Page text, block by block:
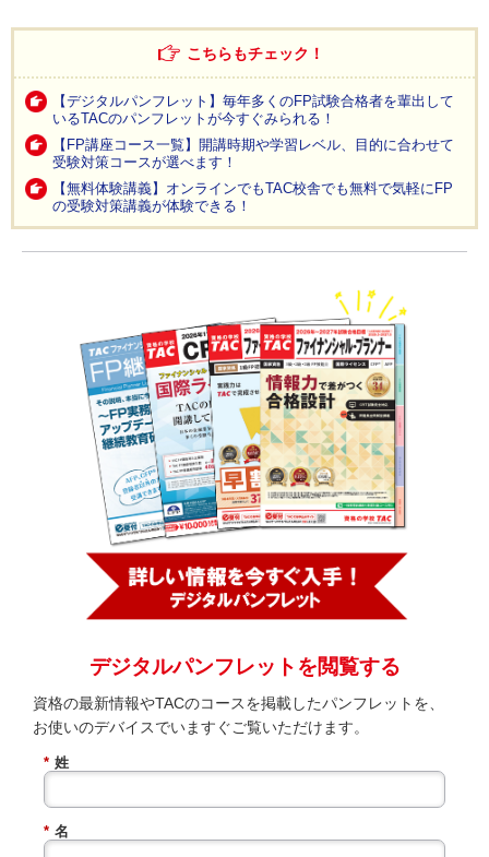
こちらもチェック！
【デジタルパンフレット】毎年多くのFP試験合格者を輩出して
いるTACのパンフレットが今すぐみられる！
【FP講座コース一覧】開講時期や学習レベル、目的に合わせて
受験対策コースが選べます！
【無料体験講義】オンラインでもTAC校舎でも無料で気軽にFP
の受験対策講義が体験できる！
デジタルパンフレットを閲覧する
資格の最新情報やTACのコースを掲載したパンフレットを、
お使いのデバイスでいますぐご覧いただけます。
* 姓
* 名